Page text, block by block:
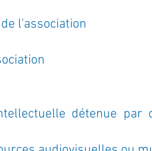
l'association
détenue